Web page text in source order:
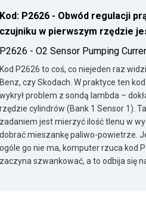
Kod: P2626 - Obwód regulacji
czujniku w pierwszym rzędzie
P2626 - O2 Sensor Pumping
Kod P2626 to coś, co niejeden raz
Benz, czy Skodach. W praktyce ten
wykrył problem z sondą lambda –
rzędzie cylindrów (Bank 1 Sensor 1).
zadaniem jest mierzyć ilość tlenu w
dobrać mieszankę paliwo-powietrze.
ogóle go nie ma, komputer rzuca kod
zaczyna szwankować, a to odbija się